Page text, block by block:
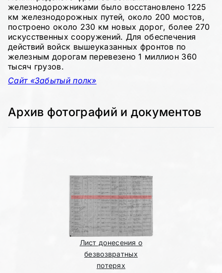
железнодорожниками было восстановлено 1225
км железнодорожных путей, около 200 мостов,
построено около 230 км новых дорог, более 270
искусственных сооружений. Для обеспечения
действий войск вышеуказанных фронтов по
железным дорогам перевезено 1 миллион 360
тысяч грузов.
Сайт «Забытый полк»
Архив фотографий и документов
Лист донесения о
безвозвратных
потерях